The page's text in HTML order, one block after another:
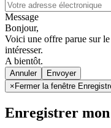
Message
Bonjour,
Voici une offre parue sur
intéresser.
A bientôt.
Annuler
× Fermer la fenêtre
Enregistrer